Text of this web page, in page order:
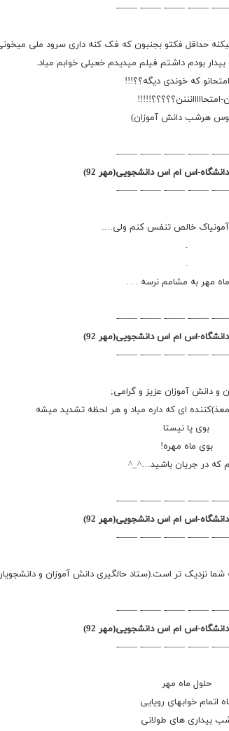
——- ——- ——- ——-
حداقل فکتو بجنبون که فک کنه داری سرود ملی
بودم داشتم فیلم میدیدم خعیلی خوابم میاد.
امتحانو که خوندی دیگه؟؟!!!
امتحااااانننن؟؟؟؟؟!!!!!
هرشب دانش آموزان)
——- ——- ——- ——-
اس ام اس دانشجویی(مهر 92)
——- ——- ——- ——-
خالص تنفس کنم ولی….
.
.
مهر به مشامم نرسه . . .
——- ——- ——- ——-
اس ام اس دانشجویی(مهر 92)
——- ——- ——- ——-
و دانش آموزان عزیز و گرامی;
ای كه داره میاد و هر لحظه تشدید میشه
بوی پا نیستا
بوی ماه مهره!
كه در جریان باشید…^_^
——- ——- ——- ——-
اس ام اس دانشجویی(مهر 92)
——- ——- ——- ——-
شما نزدیک تر است.(ستاد حالگیری دانش آموزان و
——- ——- ——- ——-
اس ام اس دانشجویی(مهر 92)
——- ——- ——- ——-
حلول ماه مهر
اتمام خوابهای رویایی
بیداری های طولانی